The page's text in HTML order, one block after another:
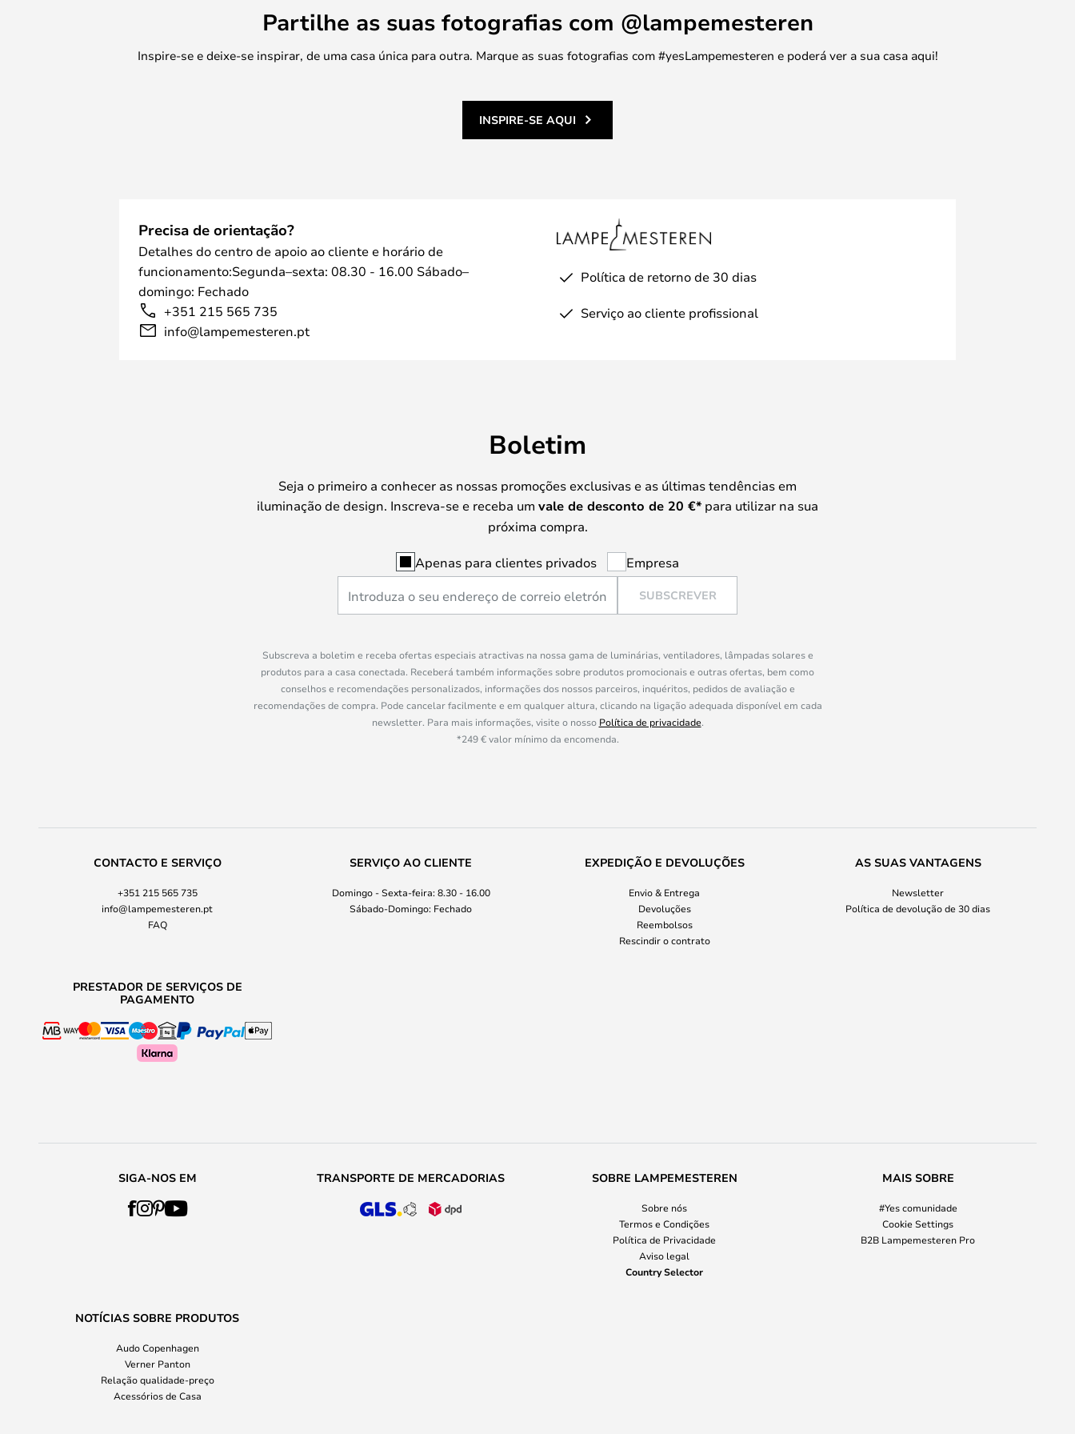
Partilhe as suas fotografias com @lampemesteren
Inspire-se e deixe-se inspirar, de uma casa única para outra. Marque as suas fotografias com #yesLampemesteren e poderá ver a sua casa aqui!
INSPIRE-SE AQUI
Precisa de orientação?
Detalhes do centro de apoio ao cliente e horário de
funcionamento:Segunda–sexta: 08.30 - 16.00 Sábado–
domingo: Fechado
+351 215 565 735
info@lampemesteren.pt
Política de retorno de 30 dias
Serviço ao cliente profissional
Boletim
Seja o primeiro a conhecer as nossas promoções exclusivas e as últimas tendências em
iluminação de design. Inscreva-se e receba um vale de desconto de 20 €* para utilizar na sua
próxima compra.
Apenas para clientes privados Empresa
SUBSCREVER
Subscreva a boletim e receba ofertas especiais atractivas na nossa gama de luminárias, ventiladores, lâmpadas solares e
produtos para a casa conectada. Receberá também informações sobre produtos promocionais e outras ofertas, bem como
conselhos e recomendações personalizados, informações dos nossos parceiros, inquéritos, pedidos de avaliação e
recomendações de compra. Pode cancelar facilmente e em qualquer altura, clicando na ligação adequada disponível em cada
newsletter. Para mais informações, visite o nosso Política de privacidade.
*249 € valor mínimo da encomenda.
CONTACTO E SERVIÇO
+351 215 565 735
info@lampemesteren.pt
FAQ
SERVIÇO AO CLIENTE
Domingo - Sexta-feira: 8.30 - 16.00
Sábado-Domingo: Fechado
EXPEDIÇÃO E DEVOLUÇÕES
Envio & Entrega
Devoluções
Reembolsos
Rescindir o contrato
AS SUAS VANTAGENS
Newsletter
Política de devolução de 30 dias
PRESTADOR DE SERVIÇOS DE
PAGAMENTO
SIGA-NOS EM TRANSPORTE DE MERCADORIAS SOBRE LAMPEMESTEREN
Sobre nós
Termos e Condições
Política de Privacidade
Aviso legal
Country Selector
MAIS SOBRE
#Yes comunidade
Cookie Settings
B2B Lampemesteren Pro
NOTÍCIAS SOBRE PRODUTOS
Audo Copenhagen
Verner Panton
Relação qualidade-preço
Acessórios de Casa